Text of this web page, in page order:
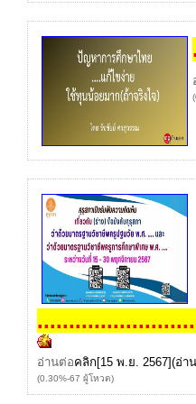
........................
อ่านต่อคลิก[15 พ.ย. 2567](อ่า
(0.30%-67 ผู้โหวต)